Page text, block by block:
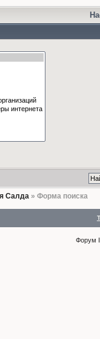
Салда» Форма поиска
Форум